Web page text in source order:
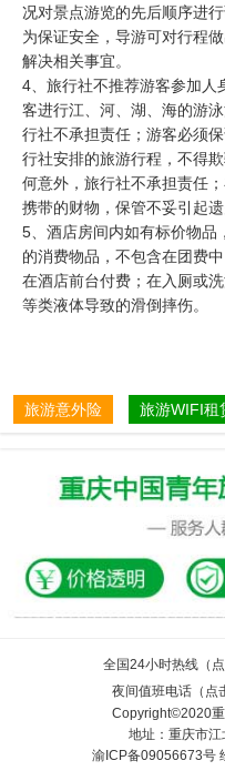
况对景点游览的先后顺序进
为保证安全，导游可对行程
解决相关事宜。
4、旅行社不推荐游客参加人
客进行江、河、湖、海的游
行社不承担责任；游客必须
行社安排的旅游行程，不得
何意外，旅行社不承担责任
携带的财物，保管不妥引起
5、酒店房间内如有标价物品
的消费物品，不包含在团费
在酒店前台付费；在入厕或
等类液体导致的滑倒摔伤。
旅游意外险 旅游WIFI租
全国24小时热线（
夜间值班电话（点
Copyright©2020
地址：重庆市
渝ICP备09056673号